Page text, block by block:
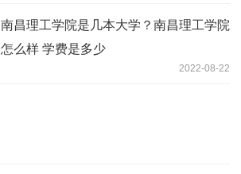
南昌理工学院是几本大学？南昌理工学院
怎么样 学费是多少
2022-08-22